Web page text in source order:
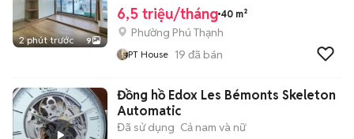
2 phút trước 9
6,5 triệu/tháng 40 m²
Phường Phú Thạnh
PT House 19 đã bán
Đồng hồ Edox Les Bémonts Skeleton
Automatic
Đã sử dụng Cả nam và nữ